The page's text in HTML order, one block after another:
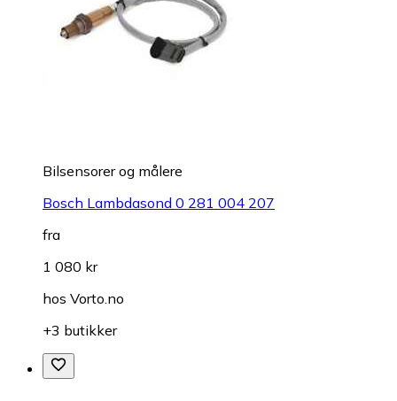
Bilsensorer og målere
Bosch Lambdasond 0 281 004 207
fra
1 080 kr
hos Vorto.no
+3 butikker